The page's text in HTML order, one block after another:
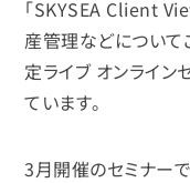
「SKYSEA Client
産管理などについて
定ライブ オンライン
ています。
3月開催のセミナー